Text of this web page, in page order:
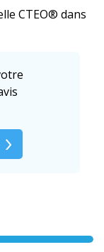
CTEO® dans